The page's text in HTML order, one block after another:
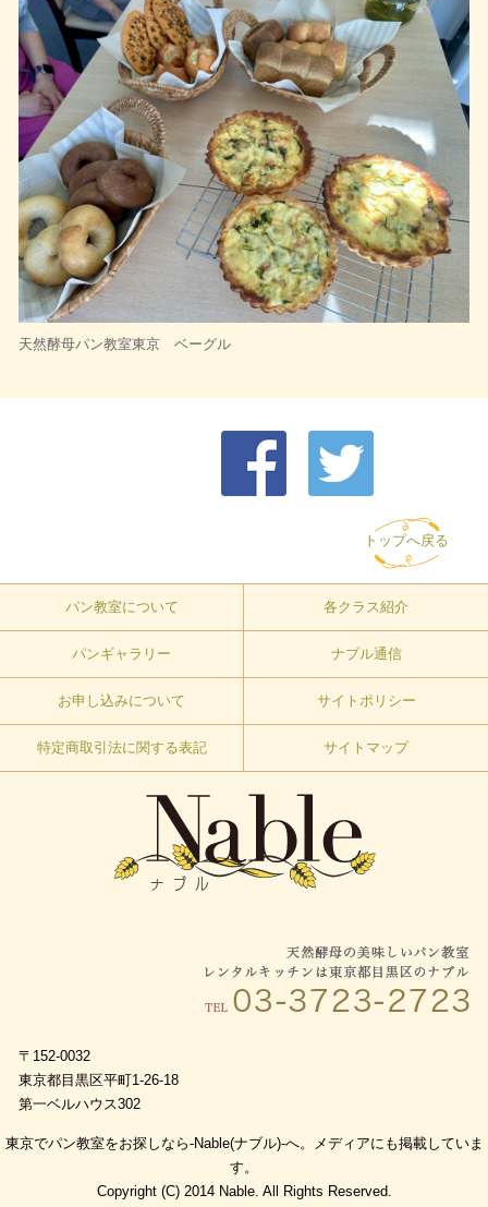
天然酵母パン教室東京 ベーグル
トップへ戻る
パン教室について 各クラス紹介
パンギャラリー ナブル通信
お申し込みについて サイトポリシー
特定商取引法に関する表記 サイトマップ
〒152-0032
東京都目黒区平町1-26-18
第一ベルハウス302
東京でパン教室をお探しなら-Nable(ナブル)-へ。メディアにも掲載していま
す。
Copyright (C) 2014 Nable. All Rights Reserved.